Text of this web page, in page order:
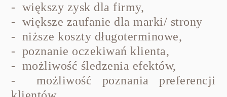
- większy zysk dla firmy,
- większe zaufanie dla marki/ strony
- niższe koszty długoterminowe,
- poznanie oczekiwań klienta,
- możliwość śledzenia efektów,
- możliwość poznania preferencji